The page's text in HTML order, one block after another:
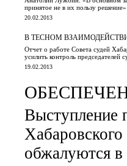
принятое не в их пользу решение»
20.02.2013
В ТЕСНОМ
Отчет о работе Совета судей
усилить контроль
19.02.2013
Выступление
обжалуются